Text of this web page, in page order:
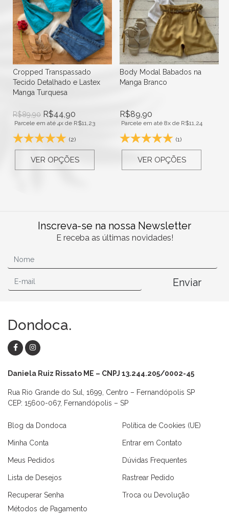
Cropped Transpassado
Tecido Detalhado e Lastex
Manga Turquesa
R$89,90 R$44,90
Parcele em até 4x de R$11,23
(2)
VER OPÇÕES
Body Modal Babados na
Manga Branco
R$89,90
Parcele em até 8x de R$11,24
(1)
VER OPÇÕES
Inscreva-se na nossa Newsletter
E receba as últimas novidades!
Enviar
Dondoca.
Daniela Ruiz Rissato ME – CNPJ 13.244.205/0002-45
Rua Rio Grande do Sul, 1699, Centro – Fernandópolis SP
CEP: 15600-067, Fernandópolis – SP
Blog da Dondoca
Minha Conta
Meus Pedidos
Lista de Desejos
Recuperar Senha
Política de Cookies (UE)
Entrar em Contato
Dúvidas Frequentes
Rastrear Pedido
Troca ou Devolução
Métodos de Pagamento